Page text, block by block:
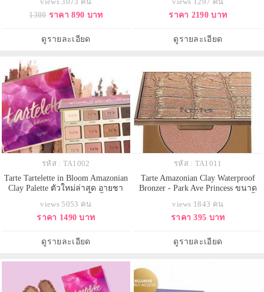
เมอร์ละเอียด ปัดแล้วผิวจะดูสว่าง
กระจ่างใส สุขภาพดีสุดๆ ช่วยมอบ
ติดแน่นทนนานตลอดวัน
1300 ราคา 890 บาท
ดูรายละเอียด
เลตต์อายแชโดว์ขายดี tartelette ใหม่
ล่าสุดแบบมินิ! มาพร้อมสีสันเนื้อ
ผสานโคลนอเมซอนเพื่อให้สีสันติด
ทนได้ดีขึ้น ยาวนานขึ้น และมอบ
ราคา 2190 บาท
ดูรายละเอียด
รหัส : TA1002
Tarte Tartelette in Bloom Amazonian
Clay Palette ตัวใหม่ล่าสุด อายชา
และชิมเมอร์ทั้งโทนครีม น้ำตาล
และดำ สามารถแต่งได้หลากหลาย
หรู สวยงามอลังมากคะ
views 5053 คน
ราคา 1490 บาท
ดูรายละเอียด
รหัส : TA1011
Tarte Amazonian Clay Waterproof
Bronzer - Park Ave Princess ขนาด
ในเฉดสีน้ำตาลทองเนื้อแมทที่อุดม
คุณค่าจากโคลนลุ่มน้ำอเมซอน เนื้อ
สวยให้ผิวมีมิติยาวนานตลอดวัน ด้วย
เม็ดสีติดแน่นทนนา
views 1843 คน
ราคา 395 บาท
ดูรายละเอียด